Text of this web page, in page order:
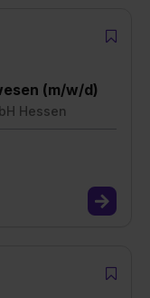
(m/w/d)
Hessen